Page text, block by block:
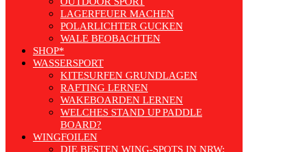
LAGERFEUER MACHEN
POLARLICHTER GUCKEN
WALE BEOBACHTEN
SHOP*
WASSERSPORT
KITESURFEN GRUNDLAGEN
RAFTING LERNEN
WAKEBOARDEN LERNEN
WELCHES STAND UP PADDLE
BOARD?
WINGFOILEN
DIE BESTEN WING-SPOTS IN NRW: